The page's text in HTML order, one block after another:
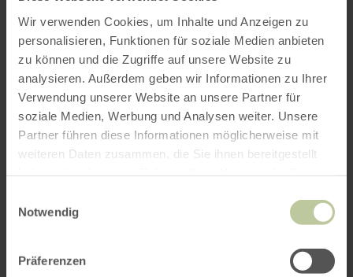
Wir verwenden Cookies, um Inhalte und Anzeigen zu
personalisieren, Funktionen für soziale Medien anbieten
zu können und die Zugriffe auf unsere Website zu
analysieren. Außerdem geben wir Informationen zu Ihrer
Verwendung unserer Website an unsere Partner für
soziale Medien, Werbung und Analysen weiter. Unsere
Partner führen diese Informationen möglicherweise mit
weiteren Daten zusammen, die Sie ihnen bereitgestellt
Notwendig
Präferenzen